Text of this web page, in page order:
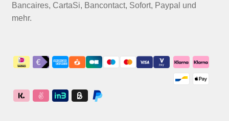
Bancaires, CartaSi, Bancontact, Sofort, Paypal und
mehr.